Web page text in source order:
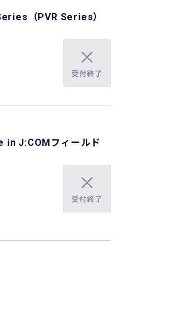
（PVR Series）
受付終了
J:COMフィールド
受付終了